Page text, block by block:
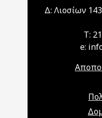
Δ: Λιοσίων
T:
e: